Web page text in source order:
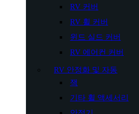
RV 커버
RV 휠 커버
윈드 실드 커버
RV 에어컨 커버
RV 안정화 및 자동
잭
기타 휠 액세서리